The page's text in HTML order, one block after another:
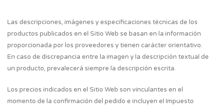
Las descripciones, imágenes y especificaciones técnicas de los
productos publicados en el Sitio Web se basan en la información
proporcionada por los proveedores y tienen carácter orientativo.
En caso de discrepancia entre la imagen y la descripción textual de
un producto, prevalecerá siempre la descripción escrita.
Los precios indicados en el Sitio Web son vinculantes en el
momento de la confirmación del pedido e incluyen el Impuesto